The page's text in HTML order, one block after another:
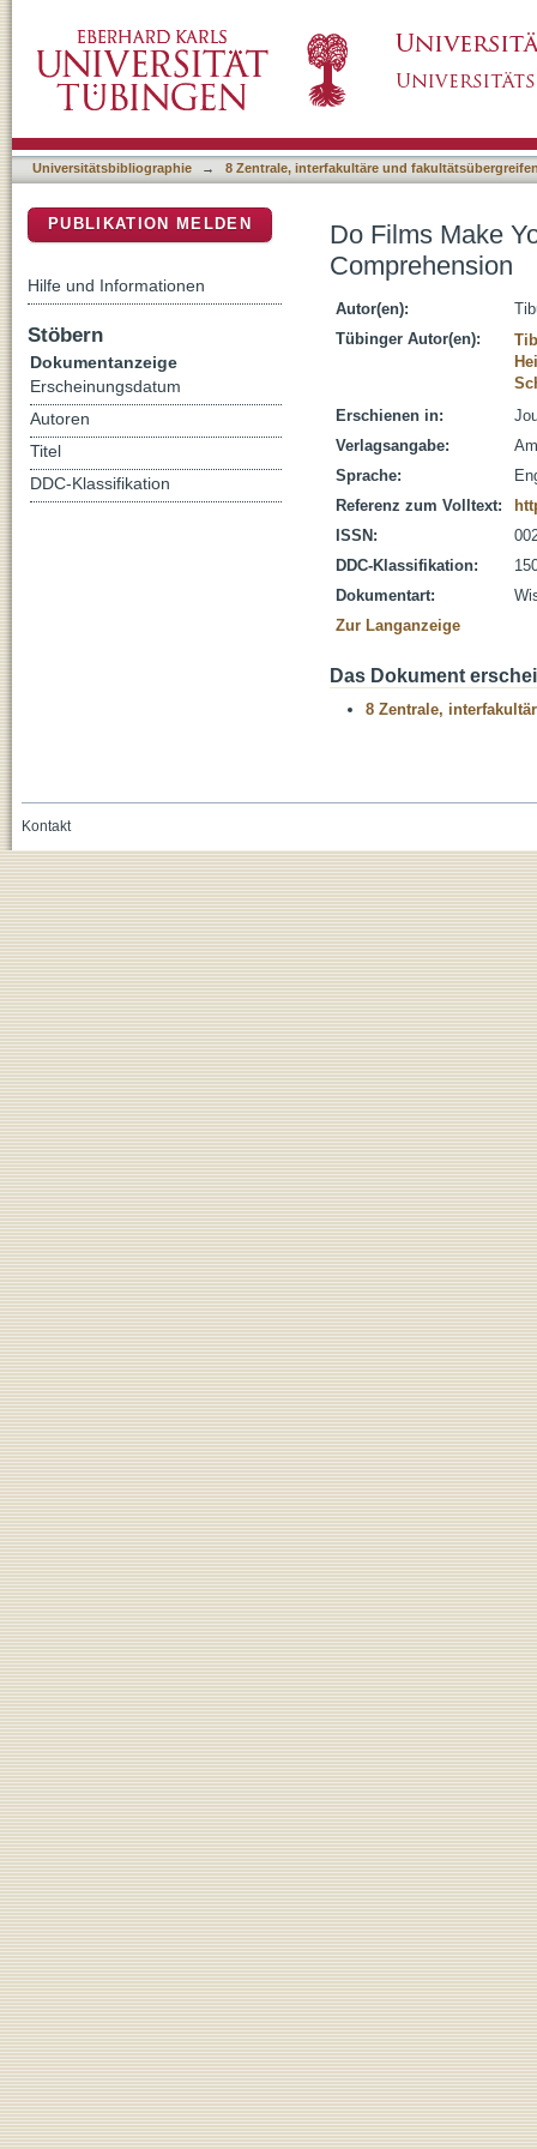
Universitätsbibliographie → 8 Zentrale, interfakultäre und
Do Films Make
Comprehension
Autor(en):
Tübinger Autor(en):
Erschienen in:
Verlagsangabe:
Sprache:
Referenz zum Volltext:
ISSN:
DDC-Klassifikation:
Dokumentart:
Zur Langanzeige
Das Dokument
8 Zentrale,
PUBLIKATION MELDEN
Hilfe und Informationen
Stöbern
Dokumentanzeige
Erscheinungsdatum
Autoren
Titel
DDC-Klassifikation
Kontakt